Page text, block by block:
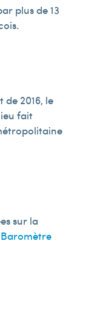
plus de 13
de 2016, le
fait
sur la
Baromètre